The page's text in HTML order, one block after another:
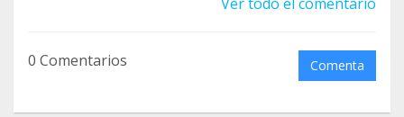
0 Comentarios Comenta